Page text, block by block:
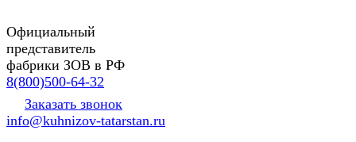
Официальный
представитель
фабрики ЗОВ в РФ
8(800)500-64-32
Заказать звонок
info@kuhnizov-tatarstan.ru